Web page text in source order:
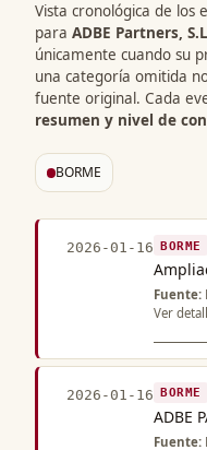
Vista cronológica de los
para ADBE Partners,
únicamente cuando su
una categoría omitida
fuente original. Cada
resumen y nivel de
BORME
2026-01-16 BORME
Fuente:
Ver
2026-01-16 BORME
ADBE
Fuente: